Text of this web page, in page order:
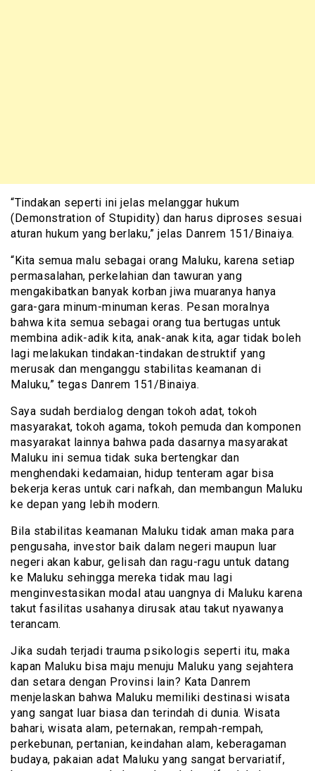
“Tindakan seperti ini jelas melanggar hukum
(Demonstration of Stupidity) dan harus diproses sesuai
aturan hukum yang berlaku,” jelas Danrem 151/Binaiya.
“Kita semua malu sebagai orang Maluku, karena setiap
permasalahan, perkelahian dan tawuran yang
mengakibatkan banyak korban jiwa muaranya hanya
gara-gara minum-minuman keras. Pesan moralnya
bahwa kita semua sebagai orang tua bertugas untuk
membina adik-adik kita, anak-anak kita, agar tidak boleh
lagi melakukan tindakan-tindakan destruktif yang
merusak dan menganggu stabilitas keamanan di
Maluku,” tegas Danrem 151/Binaiya.
Saya sudah berdialog dengan tokoh adat, tokoh
masyarakat, tokoh agama, tokoh pemuda dan komponen
masyarakat lainnya bahwa pada dasarnya masyarakat
Maluku ini semua tidak suka bertengkar dan
menghendaki kedamaian, hidup tenteram agar bisa
bekerja keras untuk cari nafkah, dan membangun Maluku
ke depan yang lebih modern.
Bila stabilitas keamanan Maluku tidak aman maka para
pengusaha, investor baik dalam negeri maupun luar
negeri akan kabur, gelisah dan ragu-ragu untuk datang
ke Maluku sehingga mereka tidak mau lagi
menginvestasikan modal atau uangnya di Maluku karena
takut fasilitas usahanya dirusak atau takut nyawanya
terancam.
Jika sudah terjadi trauma psikologis seperti itu, maka
kapan Maluku bisa maju menuju Maluku yang sejahtera
dan setara dengan Provinsi lain? Kata Danrem
menjelaskan bahwa Maluku memiliki destinasi wisata
yang sangat luar biasa dan terindah di dunia. Wisata
bahari, wisata alam, peternakan, rempah-rempah,
perkebunan, pertanian, keindahan alam, keberagaman
budaya, pakaian adat Maluku yang sangat bervariatif,